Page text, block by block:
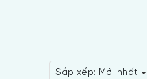
Sắp xếp: Mới nhất